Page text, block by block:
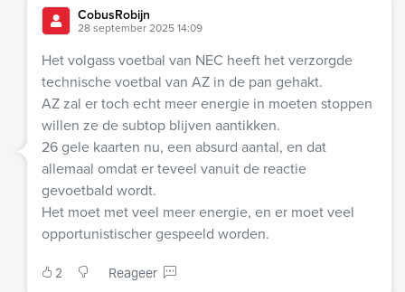
CobusRobijn
28 september 2025 14:09
Het volgass voetbal van NEC heeft het verzorgde
technische voetbal van AZ in de pan gehakt.
AZ zal er toch echt meer energie in moeten stoppen
willen ze de subtop blijven aantikken.
26 gele kaarten nu, een absurd aantal, en dat
allemaal omdat er teveel vanuit de reactie
gevoetbald wordt.
Het moet met veel meer energie, en er moet veel
opportunistischer gespeeld worden.
2 Reageer